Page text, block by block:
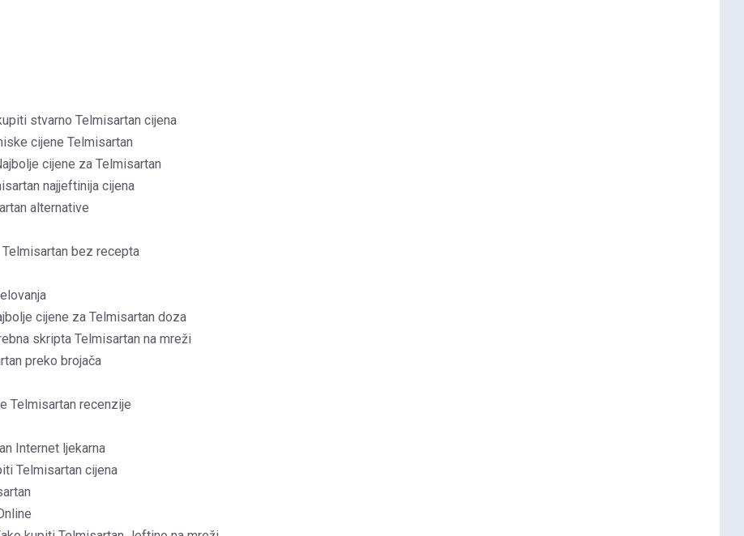
stvarno Telmisartan cijena
cijene Telmisartan
cijene za Telmisartan
najjeftinija cijena
alternative
bez recepta
cijene za Telmisartan doza
skripta Telmisartan na mreži
preko brojača
Telmisartan recenzije
Internet ljekarna
Telmisartan cijena